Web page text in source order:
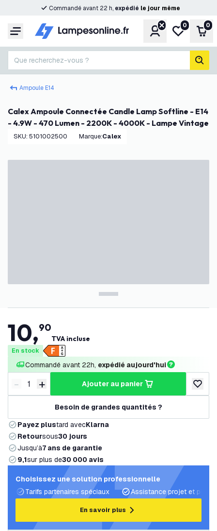
Commandé avant 22 h, expédié le jour même
Menu CompteMa liste de
0 0
Que recherchez-vous ?
Ampoule E14
Calex Ampoule Connectée Candle Lamp Softline - E14
- 4.9W - 470 Lumen - 2200K - 4000K - Lampe Vintage
SKU: 5101002500 Marque: Calex
10,90
TVA incluse
En stock
Commandé avant 22h, expédié aujourd'hui
Diminuer la quantité
- Augmenter la quantité
+ ajouter au panier
Besoin de grandes quantités ?
Payez plustard avecKlarna
Retoursous30 jours
Jusqu’à7 ans de garantie
9,1sur plus de30 000 avis
Choisissez une solution professionnelle
Tarifs partenaires spéciaux
Assistance projet et plans
En savoir plus